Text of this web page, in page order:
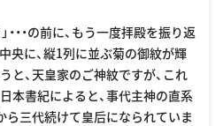
・・・の前に、もう一度拝殿を振り返
央に、縦1列に並ぶ菊の御紋が輝
と、天皇家のご神紋ですが、これ
本書紀によると、事代主神の直系
ら三代続けて皇后になられていま